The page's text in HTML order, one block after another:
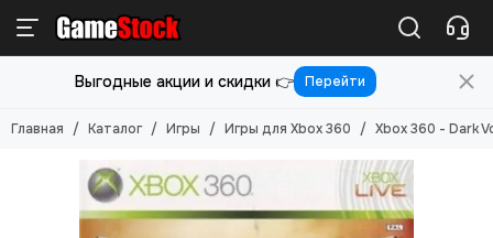
Игры
Смотреть все товары
Игры для PlayStation 5
Игры для PlayStation 3
Игры для PlayStation 2
Игры для Nintendo Switch 2
Выгодные акции и скидки 👉 Перейти
Главная Каталог Игры Игры для Xbox 360 Xbox 360 - Dark